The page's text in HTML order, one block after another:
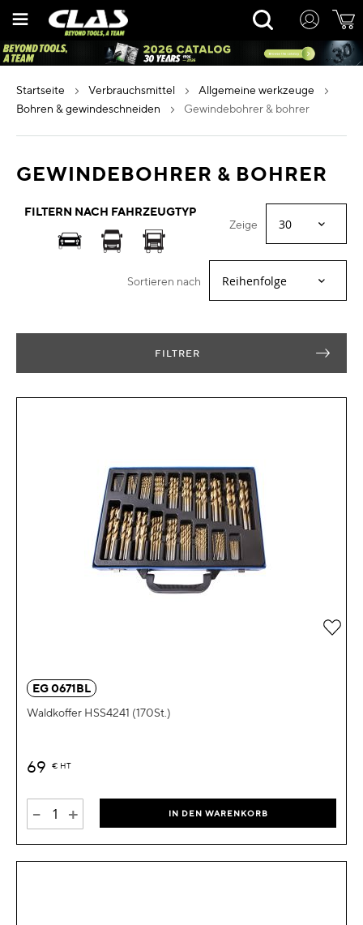
Inhalt
Rechercher
startseite verbrauchsmittel
allgemeine werkzeuge
bohren & gewindeschneiden
gewindebohrer & bohrer
GEWINDEBOHRER & BOHRER
FILTERN NACH FAHRZEUGTYP
Zeige
Sortieren nach
FILTRER
EG 0671BL
Waldkoffer HSS4241 (170St.)
69 € HT
- + IN DEN WARENKORB
Zur